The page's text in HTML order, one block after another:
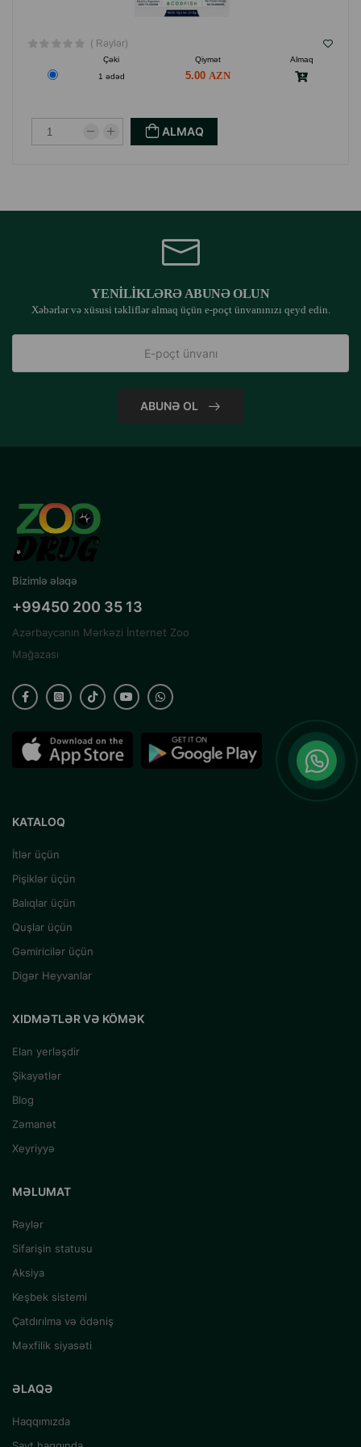
( Rəylər)
Çəki Qiymət
Almaq
1 ədəd
5.00
ALMAQ
YENILIKLƏRƏ ABUNƏ OLUN
Xəbərlər və xüsusi təkliflər almaq üçün e-poçt ünvanınızı qeyd edin.
ABUNƏ OL
Bizimlə əlaqə
+99450 200 35 13
Azərbaycanın Mərkəzi İnternet Zoo
Mağazası
KATALOQ
İtlər üçün
Pişiklər üçün
Balıqlar üçün
Quşlar üçün
Gəmiricilər üçün
Digər Heyvanlar
XIDMƏTLƏR VƏ KÖMƏK
Elan yerləşdir
Şikayətlər
Blog
Zəmanət
Xeyriyyə
MƏLUMAT
Rəylər
Sifarişin statusu
Aksiya
Keşbek sistemi
Çatdırılma və ödəniş
Məxfilik siyasəti
ƏLAQƏ
Haqqımızda